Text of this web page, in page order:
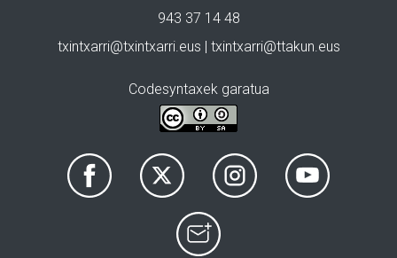
943 37 14 48
txintxarri@txintxarri.eus | txintxarri@ttakun.eus
Codesyntaxek garatua